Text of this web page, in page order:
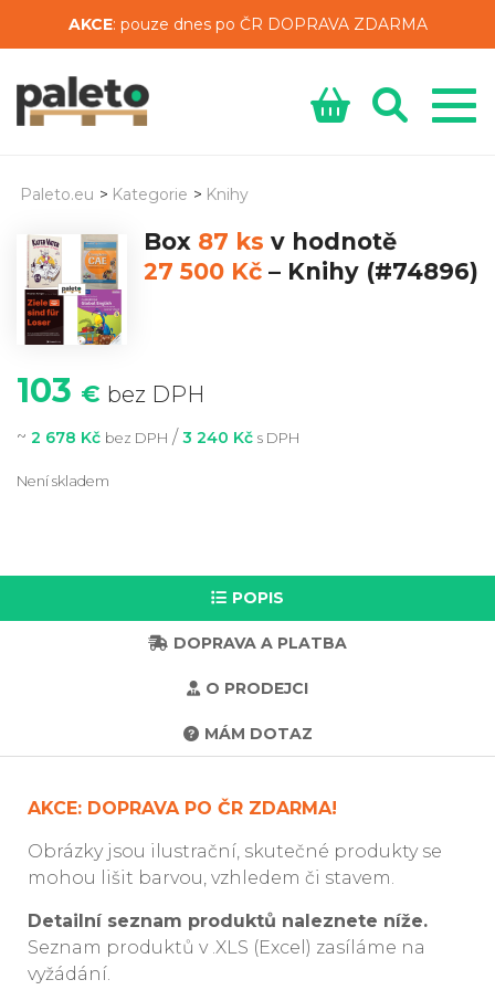
AKCE: pouze dnes po ČR DOPRAVA ZDARMA
Paleto.eu > Kategorie > Knihy
Box 87 ks v hodnotě
27 500 Kč – Knihy (#74896)
103 € bez DPH
~ 2 678 Kč bez DPH / 3 240 Kč s DPH
Není skladem
POPIS
DOPRAVA A PLATBA
O PRODEJCI
MÁM DOTAZ
AKCE: DOPRAVA PO ČR ZDARMA!
Obrázky jsou ilustrační, skutečné produkty se
mohou lišit barvou, vzhledem či stavem.
Detailní seznam produktů naleznete níže.
Seznam produktů v .XLS (Excel) zasíláme na
vyžádání.